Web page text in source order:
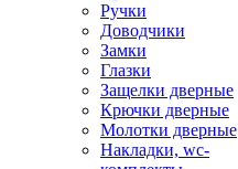
Ручки
Доводчики
Замки
Глазки
Защелки дверные
Крючки дверные
Молотки дверные
Накладки, wc-